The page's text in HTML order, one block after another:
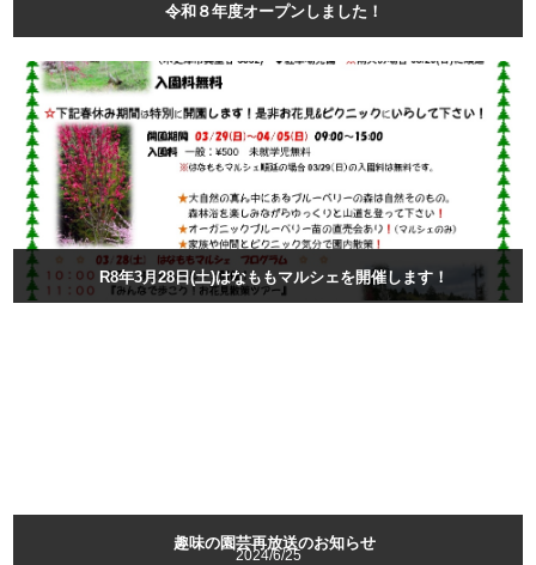
令和８年度オープンしました！
R8年3月28日(土)はなももマルシェを開催します！
趣味の園芸再放送のお知らせ
2024/6/25